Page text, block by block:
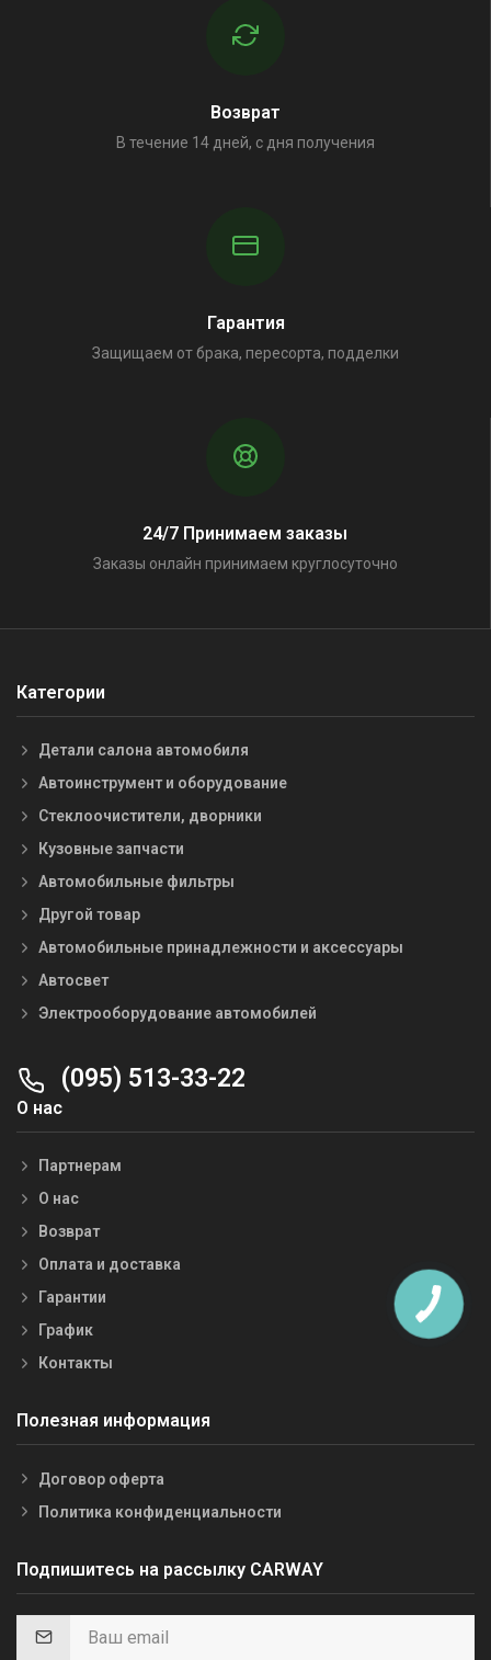
Возврат
В течение 14 дней, с дня получения
Гарантия
Защищаем от брака, пересорта, подделки
24/7 Принимаем заказы
Заказы онлайн принимаем круглосуточно
Категории
Детали салона автомобиля
Автоинструмент и оборудование
Стеклоочистители, дворники
Кузовные запчасти
Автомобильные фильтры
Другой товар
Автомобильные принадлежности и аксессуары
Автосвет
Электрооборудование автомобилей
(095) 513-33-22
О нас
Партнерам
О нас
Возврат
Оплата и доставка
Гарантии
График
Контакты
Полезная информация
Договор оферта
Политика конфиденциальности
Подпишитесь на рассылку CARWAY